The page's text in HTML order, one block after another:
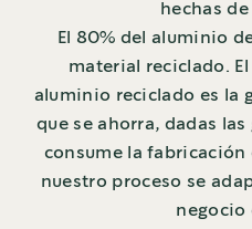
hechas
El 80% del aluminio
material reciclado.
aluminio reciclado es la
que se ahorra, dadas
consume la
nuestro proceso se
negocio